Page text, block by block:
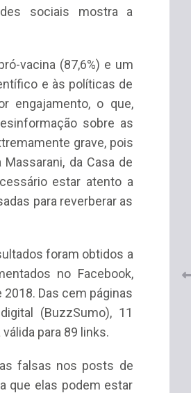
sociais mostra a
vacina (87,6%) e um
e às políticas de
engajamento, o que,
sobre as
grave, pois
da Casa de
estar atento a
para reverberar as
foram obtidos a
no Facebook,
Das cem páginas
(BuzzSumo), 11
para 89 links.
falsas nos posts de
que elas podem estar
renova parceria com
de 2026